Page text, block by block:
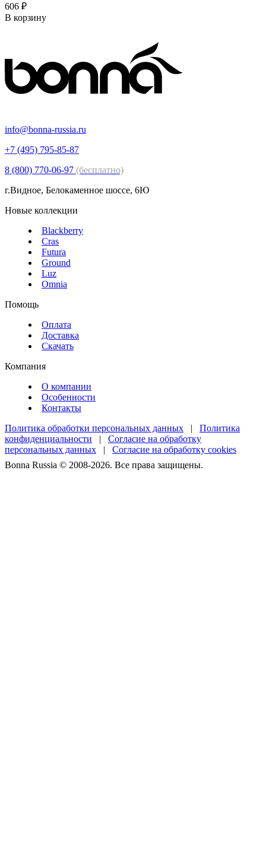
606 ₽
В корзину
info@bonna-russia.ru
+7 (495) 795-85-87
8 (800) 770-06-97 (бесплатно)
г.Видное, Белокаменное шоссе, 6Ю
Новые коллекции
Blackberry
Cras
Futura
Ground
Luz
Omnia
Помощь
Оплата
Доставка
Скачать
Компания
О компании
Особенности
Контакты
Политика обработки персональных данных | Политика
конфиденциальности | Согласие на обработку
персональных данных | Согласие на обработку cookies
Bonna Russia © 2008-2026. Все права защищены.